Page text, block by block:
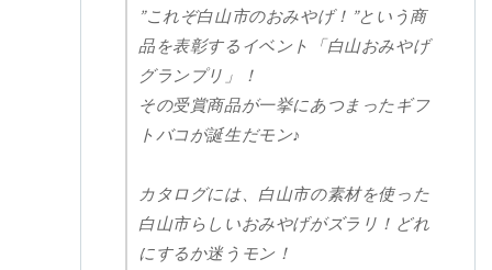
”これぞ白山市のおみやげ！”という商
品を表彰するイベント「白山おみやげ
グランプリ」！
その受賞商品が一挙にあつまったギフ
トバコが誕生だモン♪
カタログには、白山市の素材を使った
白山市らしいおみやげがズラリ！どれ
にするか迷うモン！